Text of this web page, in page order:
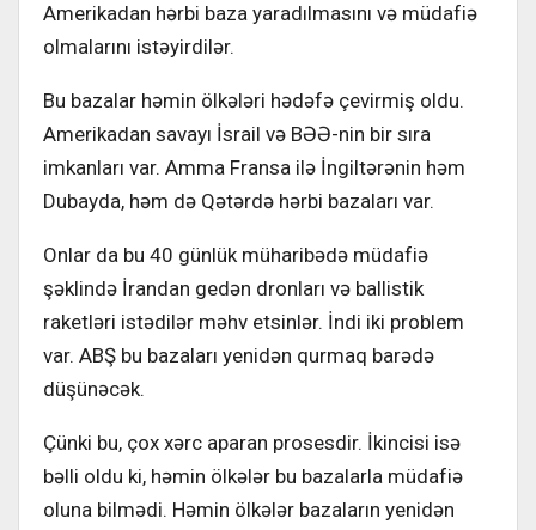
Amerikadan hərbi baza yaradılmasını və müdafiə
olmalarını istəyirdilər.
Bu bazalar həmin ölkələri hədəfə çevirmiş oldu.
Amerikadan savayı İsrail və BƏƏ-nin bir sıra
imkanları var. Amma Fransa ilə İngiltərənin həm
Dubayda, həm də Qətərdə hərbi bazaları var.
Onlar da bu 40 günlük müharibədə müdafiə
şəklində İrandan gedən dronları və ballistik
raketləri istədilər məhv etsinlər. İndi iki problem
var. ABŞ bu bazaları yenidən qurmaq barədə
düşünəcək.
Çünki bu, çox xərc aparan prosesdir. İkincisi isə
bəlli oldu ki, həmin ölkələr bu bazalarla müdafiə
oluna bilmədi. Həmin ölkələr bazaların yenidən